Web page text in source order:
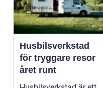
Husbilsverkstad
för tryggare resor
året runt